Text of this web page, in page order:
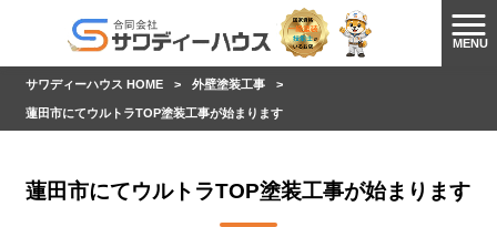
MENU
サワディーハウス HOME > 外壁塗装工事 >
蓮田市にてウルトラTOP塗装工事が始まります
蓮田市にてウルトラTOP塗装工事が始まります